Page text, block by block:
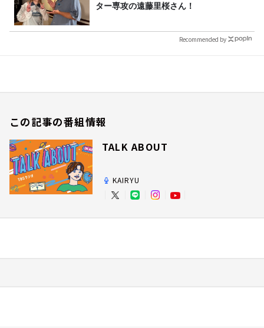
ター専攻の遠藤里桜さん！
Recommended by
この記事の番組情報
TALK ABOUT
KAIRYU